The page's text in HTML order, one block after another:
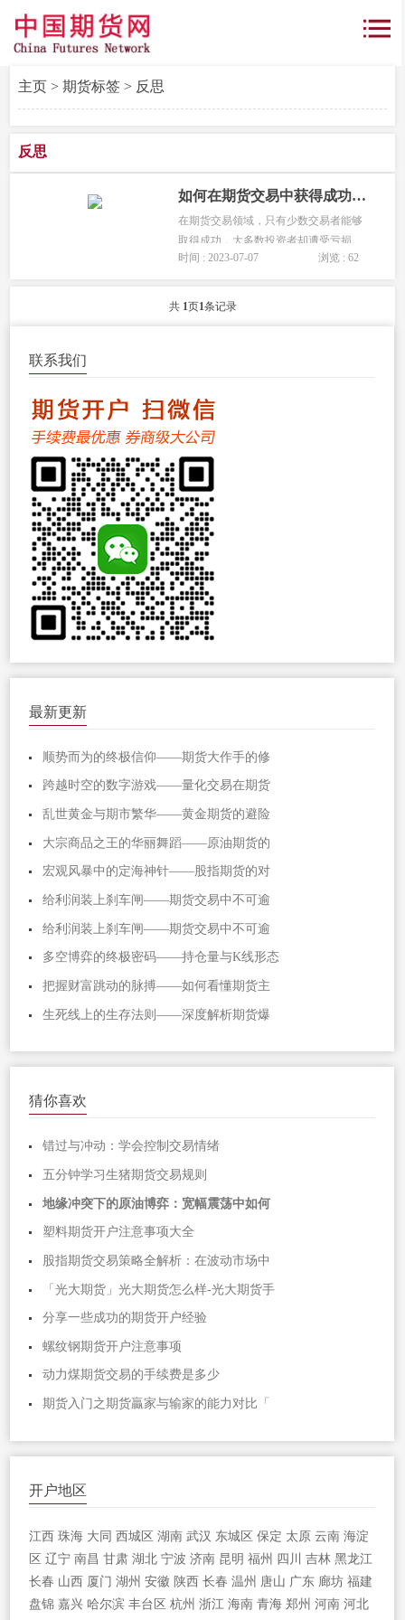
主页> 期货标签> 反思
反思
如何在期货交易中获得成功？成功交易者的秘密
在期货交易领域，只有少数交易者能够
取得成功，大多数投资者却遭受亏损。
能够成功的交易者可以分为三类。那么
易中获得成功的秘诀是什么?本文将揭示
时间 : 2023-07-07 浏览 : 62
共 1页1条记录
联系我们
最新更新
顺势而为的终极信仰——期货大作手的修
跨越时空的数字游戏——量化交易在期货
乱世黄金与期市繁华——黄金期货的避险
大宗商品之王的华丽舞蹈——原油期货的
宏观风暴中的定海神针——股指期货的对
给利润装上刹车闸——期货交易中不可逾
给利润装上刹车闸——期货交易中不可逾
多空博弈的终极密码——持仓量与K线形态
把握财富跳动的脉搏——如何看懂期货主
生死线上的生存法则——深度解析期货爆
猜你喜欢
错过与冲动：学会控制交易情绪
五分钟学习生猪期货交易规则
地缘冲突下的原油博弈：宽幅震荡中如何
塑料期货开户注意事项大全
股指期货交易策略全解析：在波动市场中
「光大期货」光大期货怎么样-光大期货手
分享一些成功的期货开户经验
螺纹钢期货开户注意事项
动力煤期货交易的手续费是多少
期货入门之期货贏家与输家的能力对比「
开户地区
江西 珠海 大同 西城区 湖南 武汉 东城区 保定 太原 云南 海淀
区 辽宁 南昌 甘肃 湖北 宁波 济南 昆明 福州 四川 吉林 黑龙江
长春 山西 厦门 湖州 安徽 陕西 长春 温州 唐山 广东 廊坊 福建
盘锦 嘉兴 哈尔滨 丰台区 杭州 浙江 海南 青海 郑州 河南 河北